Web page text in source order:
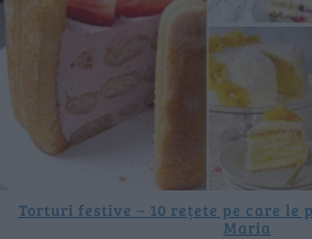
Torturi festive – 10 rețete pe care le
Maria